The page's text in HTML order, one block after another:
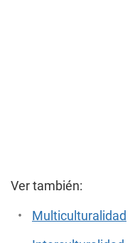
Ver también:
Multiculturalidad